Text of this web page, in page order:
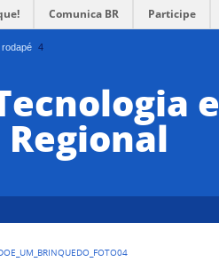
rodapé 4
Comunica BR Participe
e